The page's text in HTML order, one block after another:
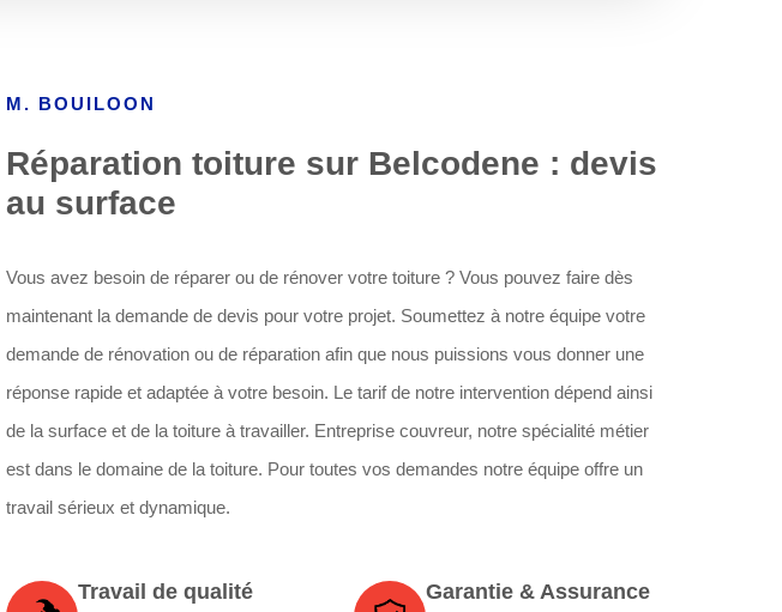
M. BOUILOON
Réparation toiture sur Belcodene : devis
au surface
Vous avez besoin de réparer ou de rénover votre toiture ? Vous pouvez faire dès
maintenant la demande de devis pour votre projet. Soumettez à notre équipe votre
demande de rénovation ou de réparation afin que nous puissions vous donner une
réponse rapide et adaptée à votre besoin. Le tarif de notre intervention dépend ainsi
de la surface et de la toiture à travailler. Entreprise couvreur, notre spécialité métier
est dans le domaine de la toiture. Pour toutes vos demandes notre équipe offre un
travail sérieux et dynamique.
Travail de qualité Garantie & Assurance